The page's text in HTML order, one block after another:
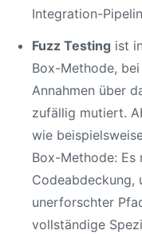
Integration-
Fuzz Testing ist
Box-Methode,
Annahmen über
zufällig mutiert.
wie
Box-Methode: Es
Codeabdeckung,
unerforschter
vollständige